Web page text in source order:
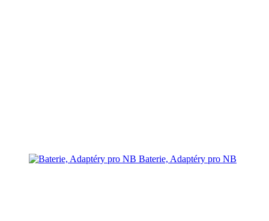
Baterie, Adaptéry pro NB